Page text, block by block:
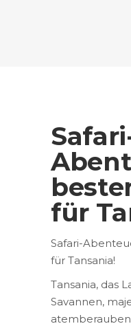
für
Safari-
für Tansania!
Tansania, das
Savannen,